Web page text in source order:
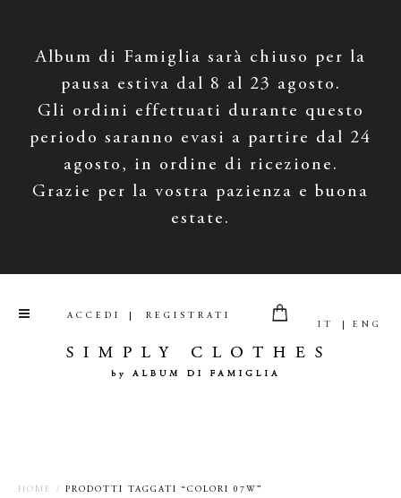
Album di Famiglia sarà chiuso per la
pausa estiva dal 8 al 23 agosto.
Gli ordini effettuati durante questo
periodo saranno evasi a partire dal 24
agosto, in ordine di ricezione.
Grazie per la vostra pazienza e buona
estate.
IT ENG
ACCEDI REGISTRATI
HOME / PRODOTTI TAGGATI “COLORI 07W”